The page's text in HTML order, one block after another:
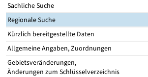
Sachliche Suche
Regionale Suche
Kürzlich bereitgestellte Daten
Allgemeine Angaben, Zuordnungen
Gebietsveränderungen,
Änderungen zum Schlüsselverzeichnis